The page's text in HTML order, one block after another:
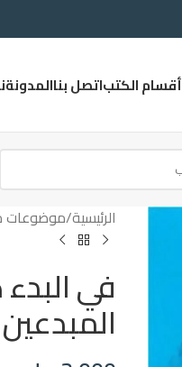
أقسام الكتباتصل بناالمدونة
الرئيسية موضوعات
في